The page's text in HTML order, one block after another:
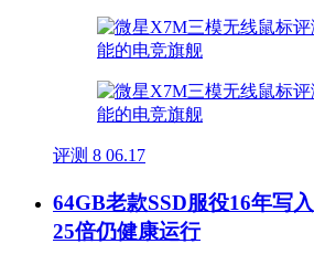
评测 8 06.17
64GB老款SSD服役16年写
25倍仍健康运行